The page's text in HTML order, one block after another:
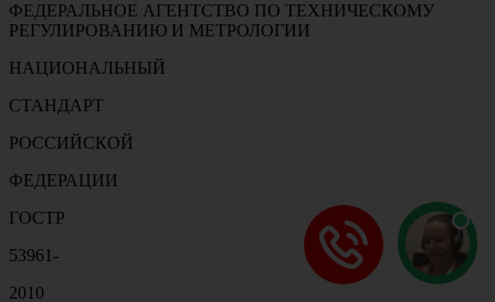
ФЕДЕРАЛЬНОЕ АГЕНТСТВО ПО ТЕХНИЧЕСКОМУ
РЕГУЛИРОВАНИЮ И МЕТРОЛОГИИ
НАЦИОНАЛЬНЫЙ
СТАНДАРТ
РОССИЙСКОЙ
ФЕДЕРАЦИИ
ГОСТР
53961-
2010